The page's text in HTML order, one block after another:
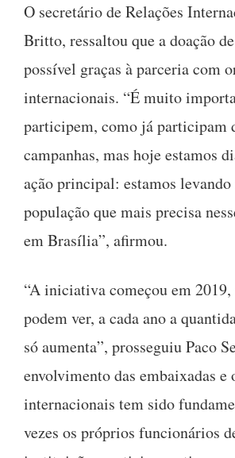
O secretário de Relações
Britto, ressaltou que a doação
possível graças à parceria com
internacionais. “É muito
participem, como já participam
campanhas, mas hoje estamos
ação principal: estamos
população que mais precisa
em Brasília”, afirmou.
“A iniciativa começou em 2019,
podem ver, a cada ano a
só aumenta”, prosseguiu Paco
envolvimento das embaixadas e
internacionais tem sido
vezes os próprios funcionários